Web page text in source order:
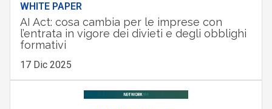
WHITE PAPER
AI Act: cosa cambia per le imprese con
l’entrata in vigore dei divieti e degli obblighi
formativi
17 Dic 2025